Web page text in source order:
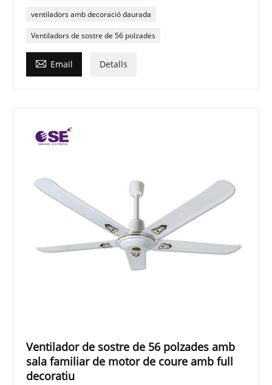
ventiladors amb decoració daurada
Ventiladors de sostre de 56 polzades
 Email Detalls
Ventilador de sostre de 56 polzades amb
sala familiar de motor de coure amb full
decoratiu